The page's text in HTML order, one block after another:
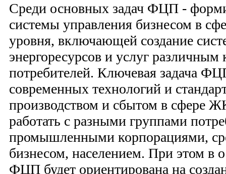
Среди основных задач ФЦП -
системы управления бизнесом в
уровня, включающей создание
энергоресурсов и услуг различным
потребителей. Ключевая задача
современных технологий и
производством и сбытом в сфере
работать с разными группами
промышленными корпорациями,
бизнесом, населением. При этом в
ФЦП будет ориентирована на